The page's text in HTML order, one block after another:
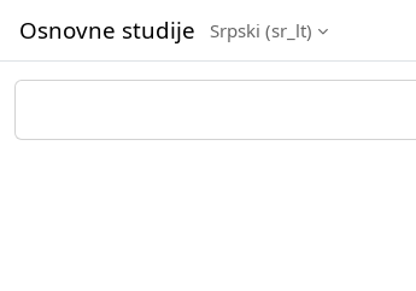
Osnovne studije Srpski ‎(sr_lt)‎